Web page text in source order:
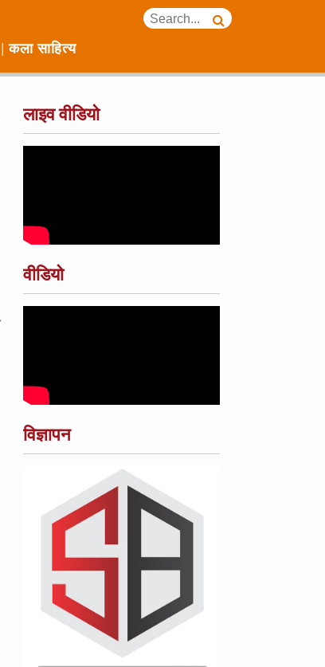
कला साहित्य
लाइव वीडियो
वीडियो
विज्ञापन